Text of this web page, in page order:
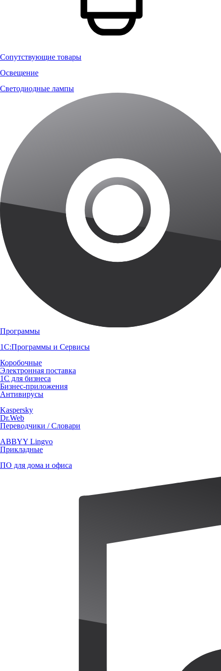
Сопутствующие товары
Освещение
Светодиодные лампы
Программы
1С:Программы и Сервисы
Коробочные
Электронная поставка
1С для бизнеса
Бизнес-приложения
Антивирусы
Kaspersky
Dr.Web
Переводчики / Словари
ABBYY Lingvo
Прикладные
ПО для дома и офиса